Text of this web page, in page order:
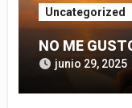
Uncategorized
NO ME
junio 29, 2025